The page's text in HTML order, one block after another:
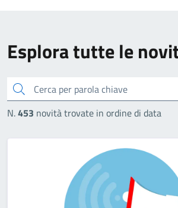
Esplora tutte le
cerca
N.453 novità trovate in ordine di data